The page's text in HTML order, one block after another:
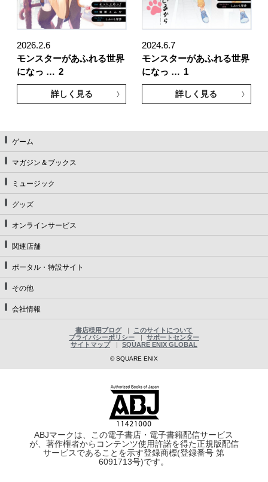
2026.2.6
モンスターがあふれる世界
になっ … 2
詳しく見る
2024.6.7
モンスターがあふれる世界
になっ … 1
詳しく見る
ゲーム
マガジン＆ブックス
ミュージック
グッズ
オンラインサービス
関連店舗
ポータル・特設サイト
その他
会社情報
書店様用ブログ
このサイトについて
プライバシーポリシー
サポートセンター
サイトマップ
SQUARE ENIX GLOBAL
© SQUARE ENIX
ABJマークは、この電子書店・電子書籍配信サービス
が、著作権者からコンテンツ使用許諾を得た正規版配信
サービスであることを示す登録商標(登録番号 第
6091713号)です。